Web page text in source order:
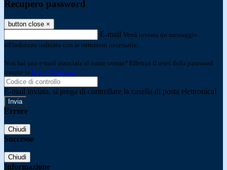
Recupero password
button close ×
E-mail Verrà inviato un messaggio
all'indirizzo indicato con le istruzioni necessarie.
Non hai una e-mail associata al nome utente? Effettua il reset della password
tramite la Login Spaggiari
E-mail inviata, si prega di controllare la casella di posta elettronica!
Errore
Chiudi
Successo
Chiudi
Informazione